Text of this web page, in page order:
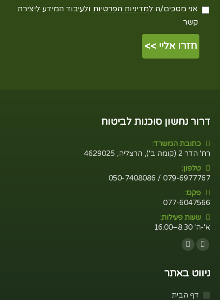
אני מסכים/ה למדיניות הפרטיות ולעיבוד המידע ליצירת
קשר
דרור נחשון סוכנות לביטוח
כתובת המשרד:
רח' הדר 2 (קומה ב'), הרצליה, 4629025
טלפון:
079-6977767 / 050-7408086
פקס:
077-6047566
שעות פעילות:
א'-ה' 8:30–16:00
Find us on:
Facebook
Whatsapp
ניווט באתר
דף הבית